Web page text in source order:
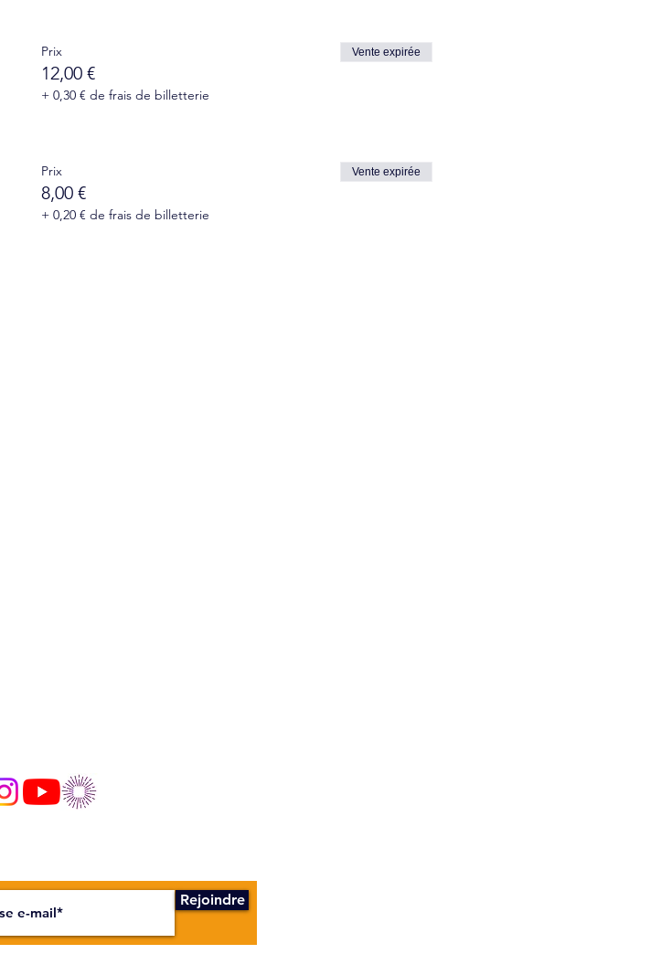
Prix
12,00 €
+ 0,30 € de frais de billetterie
Vente expirée
Prix
8,00 €
+ 0,20 € de frais de billetterie
Vente expirée
Rejoindre